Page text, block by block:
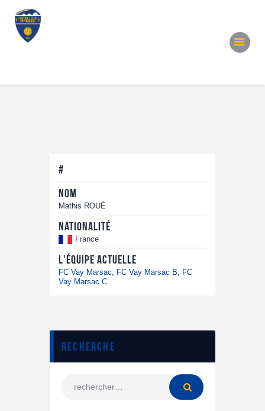
#
Nom
Mathis ROUÉ
Nationalité
France
L'équipe actuelle
FC Vay Marsac, FC Vay Marsac B, FC
Vay Marsac C
Recherche